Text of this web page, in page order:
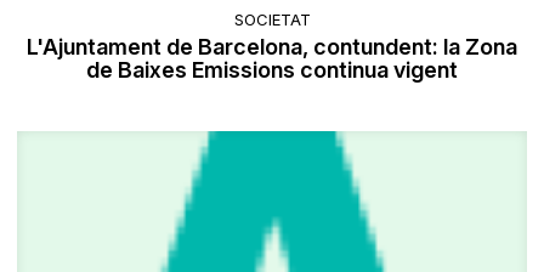
SOCIETAT
L'Ajuntament de Barcelona, contundent: la Zona
de Baixes Emissions continua vigent